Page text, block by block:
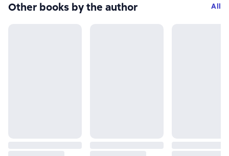
Other books by the author All